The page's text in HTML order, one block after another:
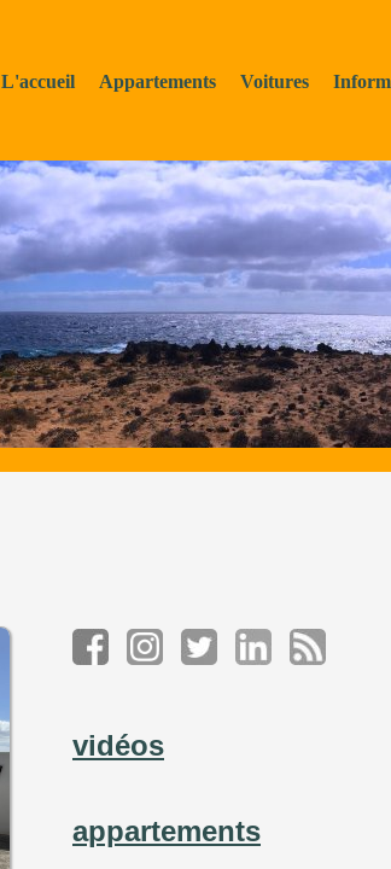
L'accueil Appartements Voitures
vidéos
appartements